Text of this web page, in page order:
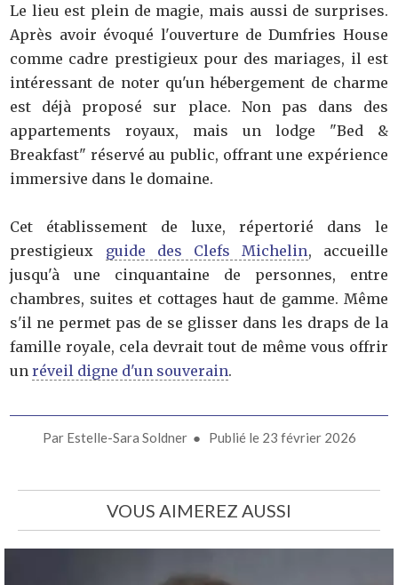
Le lieu est plein de magie, mais aussi de surprises.
Après avoir évoqué l'ouverture de Dumfries House
comme cadre prestigieux pour des mariages, il est
intéressant de noter qu'un hébergement de charme
est déjà proposé sur place. Non pas dans des
appartements royaux, mais un lodge "Bed &
Breakfast" réservé au public, offrant une expérience
immersive dans le domaine.
Cet établissement de luxe, répertorié dans le
prestigieux guide des Clefs Michelin, accueille
jusqu'à une cinquantaine de personnes, entre
chambres, suites et cottages haut de gamme. Même
s'il ne permet pas de se glisser dans les draps de la
famille royale, cela devrait tout de même vous offrir
un réveil digne d'un souverain.
Par Estelle-Sara Soldner● Publié le 23 février 2026
VOUS AIMEREZ AUSSI